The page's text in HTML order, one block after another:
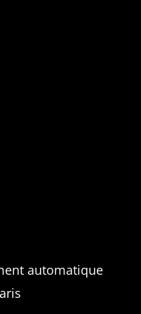
automatique